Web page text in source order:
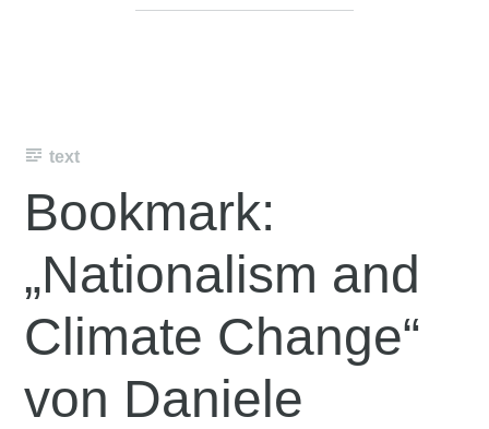
text
Bookmark:
„Nationalism and
Climate Change“
von Daniele